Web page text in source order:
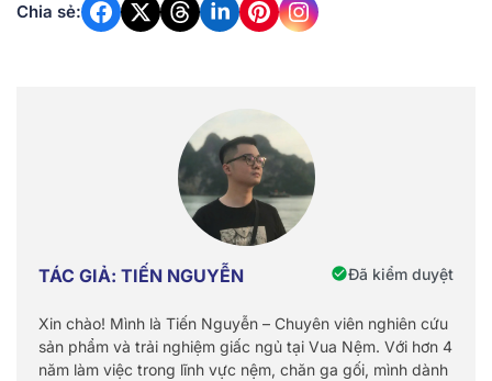
Chia sẻ:
TÁC GIẢ: TIẾN NGUYỄN Đã kiểm duyệt
Xin chào! Mình là Tiến Nguyễn – Chuyên viên nghiên cứu
sản phẩm và trải nghiệm giấc ngủ tại Vua Nệm. Với hơn 4
năm làm việc trong lĩnh vực nệm, chăn ga gối, mình dành